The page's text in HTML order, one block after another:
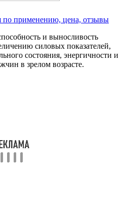
применению, цена, отзывы
и выносливость
силовых показателей,
состояния, энергичности и
в зрелом возрасте.